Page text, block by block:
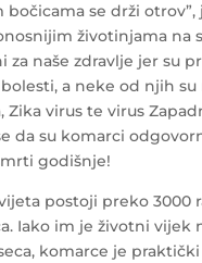
bočicama se drži otrov”,
životinjama na
za naše zdravlje jer su
a neke od njih su
Zika virus te virus
da su komarci
godišnje!
postoji preko 3000
Iako im je životni vijek
komarce je